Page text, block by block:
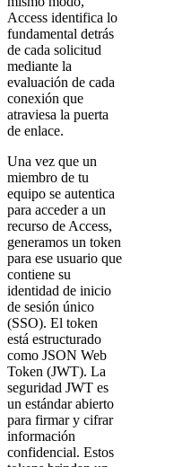
Access identifica lo
fundamental detrás
de cada solicitud
mediante la
evaluación de cada
conexión que
atraviesa la puerta
de enlace.
Una vez que un
miembro de tu
equipo se autentica
para acceder a un
recurso de Access,
generamos un token
para ese usuario que
contiene su
identidad de inicio
de sesión único
(SSO). El token
está estructurado
como JSON Web
Token (JWT). La
seguridad JWT es
un estándar abierto
para firmar y cifrar
información
confidencial. Estos